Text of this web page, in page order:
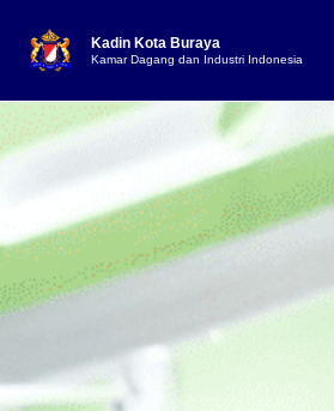
Kadin Kota Buraya
Kamar Dagang dan Industri Indonesia